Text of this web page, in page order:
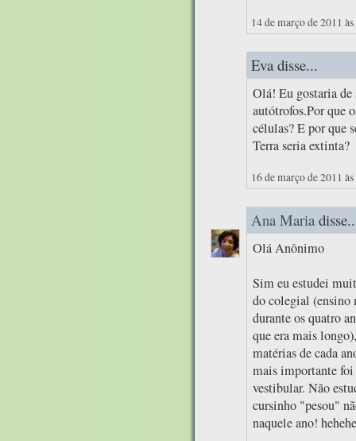
14 de março de 2011
Eva disse...
Olá! Eu gostaria
autótrofos.Por que
células? E por que
Terra seria extinta?
16 de março de 2011
Ana Maria
Olá Anônimo
Sim eu estudei
do colegial (ensino
durante os quatro
que era mais
matérias de cada
mais importante foi
vestibular. Não
cursinho "pesou"
naquele ano! hehehe